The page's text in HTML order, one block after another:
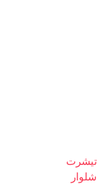
تیشرت
شلوار